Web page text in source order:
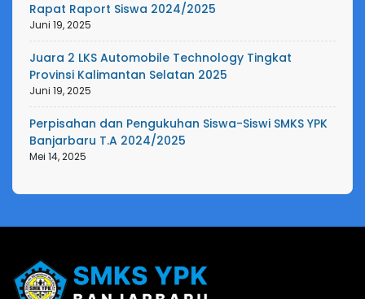
Rapat Raport Siswa 2024/2025
Juni 19, 2025
Juara 2 LKS Automobile Technology Tingkat
Provinsi Kalimantan Selatan 2025
Juni 19, 2025
Perpisahan dan Pengukuhan Siswa-Siswi SMKS YPK
Banjarbaru T.A 2024/2025
Mei 14, 2025